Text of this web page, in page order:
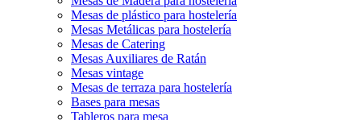
Mesas de plástico para hostelería
Mesas Metálicas para hostelería
Mesas de Catering
Mesas Auxiliares de Ratán
Mesas vintage
Mesas de terraza para hostelería
Bases para mesas
Tableros para mesa